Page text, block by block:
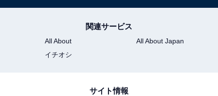
関連サービス
All About
All About Japan
イチオシ
サイト情報